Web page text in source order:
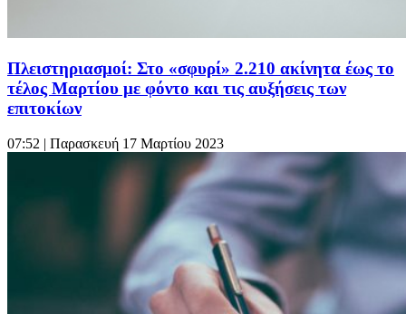
Πλειστηριασμοί: Στο «σφυρί» 2.210 ακίνητα έως το
τέλος Μαρτίου με φόντο και τις αυξήσεις των
επιτοκίων
07:52 | Παρασκευή 17 Μαρτίου 2023